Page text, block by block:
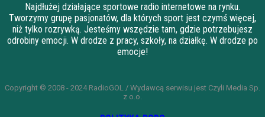
Najdłużej działające sportowe radio internetowe na rynku.
Tworzymy grupę pasjonatów, dla których sport jest czymś więcej,
niż tylko rozrywką. Jesteśmy wszędzie tam, gdzie potrzebujesz
odrobiny emocji. W drodze z pracy, szkoły, na działkę. W drodze po
emocje!
Copyright © 2008 - 2024 RadioGOL / Wydawcą serwisu jest Czyli Media Sp.
z o.o.